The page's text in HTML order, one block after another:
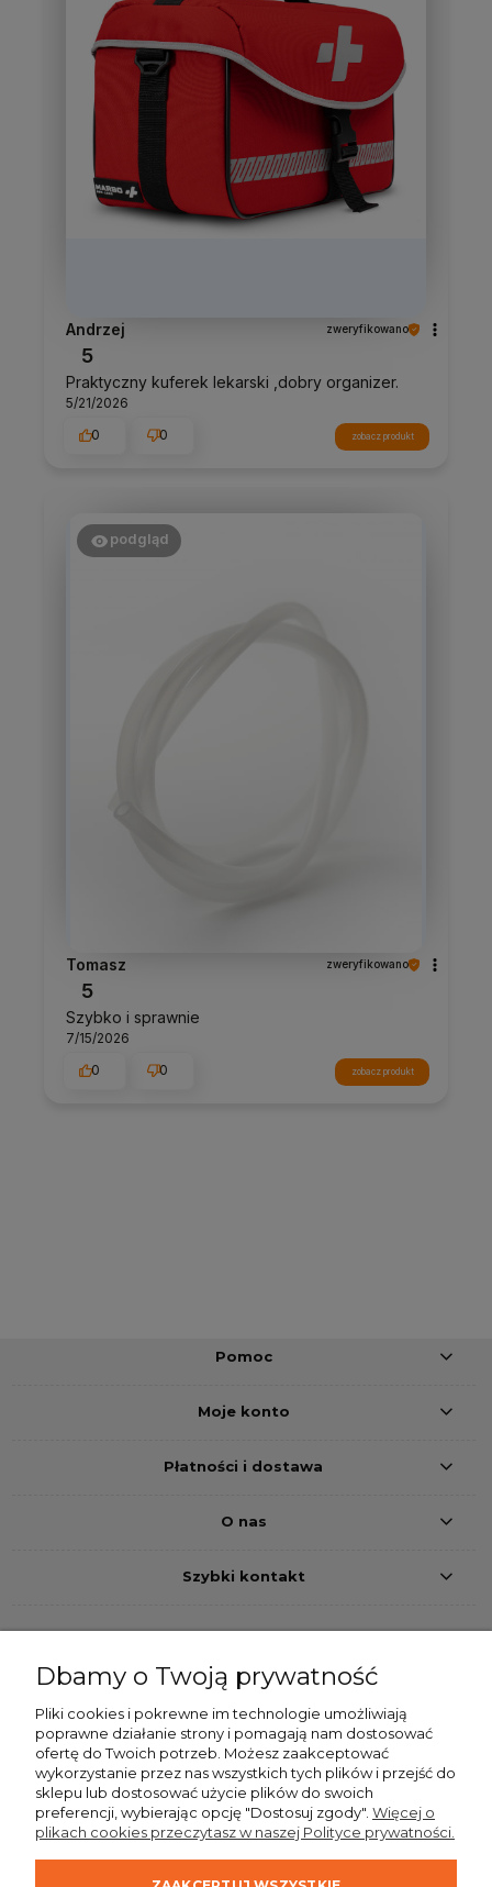
Andrzej zweryfikowano
5
Praktyczny kuferek lekarski ,dobry organizer.
5/21/2026
0
0 zobacz produkt
podgląd
Tomasz zweryfikowano
5
Szybko i sprawnie
7/15/2026
0
0 zobacz produkt
Pomoc
Moje konto
Płatności i dostawa
O nas
Szybki kontakt
Przelew bankowy Pobranie Szybkie przelewy24
Dostawa
Dbamy o Twoją prywatność
Pliki cookies i pokrewne im technologie umożliwiają
poprawne działanie strony i pomagają nam dostosować
ofertę do Twoich potrzeb. Możesz zaakceptować
wykorzystanie przez nas wszystkich tych plików i przejść do
sklepu lub dostosować użycie plików do swoich
preferencji, wybierając opcję "Dostosuj zgody". Więcej o
plikach cookies przeczytasz w naszej Polityce prywatności.